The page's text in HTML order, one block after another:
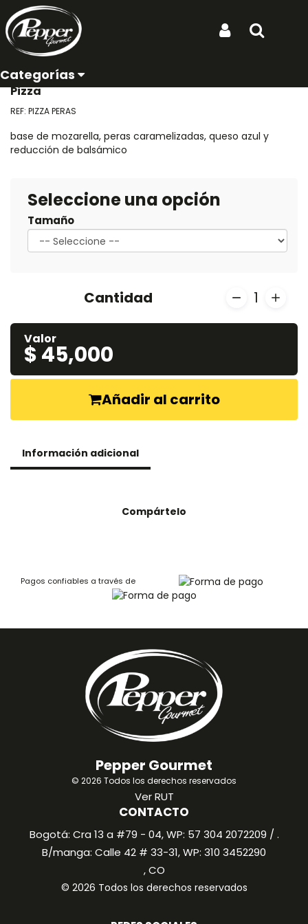
Ubicación de entrega:
Categorías
Inicio Productos Pizza Peras caramelizadas con queso azul
Pizza Peras caramelizadas
con queso azul
Pizza
REF: PIZZA PERAS
base de mozarella, peras caramelizadas, queso azul y
reducción de balsámico
Seleccione una opción
Tamaño
Cantidad 1
Valor
$ 45,000
Añadir al carrito
Información adicional
Compártelo
Pagos confiables a través de
Pepper Gourmet
© 2026 Todos los derechos reservados
Ver RUT
CONTACTO
Bogotá: Cra 13 a #79 - 04, WP: 57 304 2072209 / .
B/manga: Calle 42 # 33-31, WP: 310 3452290
, CO
© 2026 Todos los derechos reservados